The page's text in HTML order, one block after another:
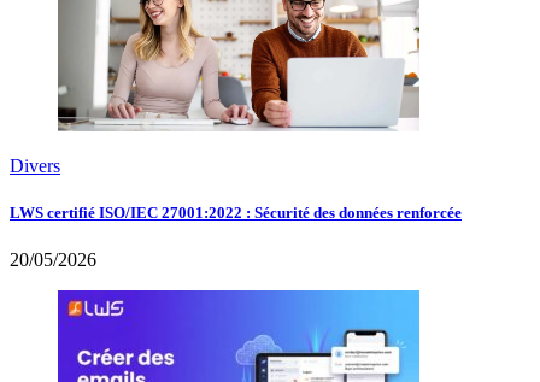
Divers
LWS certifié ISO/IEC 27001:2022 : Sécurité des données renforcée
20/05/2026